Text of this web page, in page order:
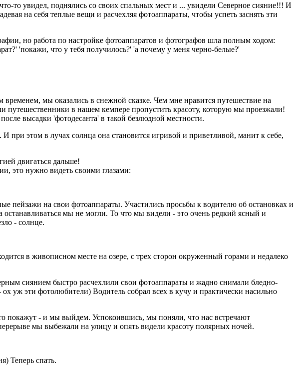
то увидел, поднялись со своих спальных мест и ... увидели Северное сияние!!! И
на себя теплые вещи и расчехляя фотоаппараты, чтобы успеть заснять эти
но работа по настройке фотоаппаратов и фотографов шла полным ходом:
'покажи, что у тебя получилось?' 'а почему у меня черно-белые?'
мы оказались в снежной сказке. Чем мне нравится путешествие на
путешественники в нашем кемпере пропустить красоту, которую мы проезжали!
высадки 'фотодесанта' в такой безлюдной местности.
при этом в лучах солнца она становится игривой и приветливой, манит к себе,
двигаться дальше!
это нужно видеть своими глазами:
пейзажи на свои фотоаппараты. Участились просьбы к водителю об остановках и
останавливаться мы не могли. То что мы видели - это очень редкий ясный и
- солнце.
в живописном месте на озере, с трех сторон окруженный горами и недалеко
сиянием быстро расчехлили свои фотоаппараты и жадно снимали бледно-
уж эти фотолюбители) Водитель собрал всех в кучу и практически насильно
покажут - и мы выйдем. Успокоившись, мы поняли, что нас встречают
мы выбежали на улицу и опять видели красоту полярных ночей.
Теперь спать.